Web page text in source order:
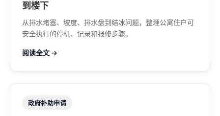
到楼下
从排水堵塞、坡度、排水盘到结冰问题，整理公寓住户可
安全执行的停机、记录和报修步骤。
阅读全文 →
政府补助申请